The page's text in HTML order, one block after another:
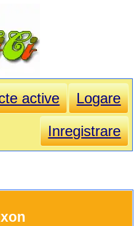
active
Logare
Inregistrare